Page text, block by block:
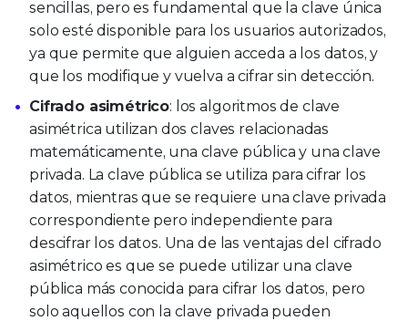
sencillas, pero es fundamental que la clave única
solo esté disponible para los usuarios autorizados,
ya que permite que alguien acceda a los datos, y
que los modifique y vuelva a cifrar sin detección.
Cifrado asimétrico: los algoritmos de clave
asimétrica utilizan dos claves relacionadas
matemáticamente, una clave pública y una clave
privada. La clave pública se utiliza para cifrar los
datos, mientras que se requiere una clave privada
correspondiente pero independiente para
descifrar los datos. Una de las ventajas del cifrado
asimétrico es que se puede utilizar una clave
pública más conocida para cifrar los datos, pero
solo aquellos con la clave privada pueden